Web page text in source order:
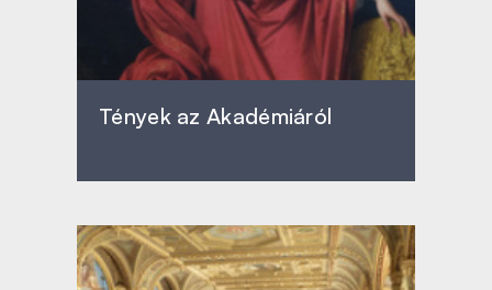
Tények az Akadémiáról